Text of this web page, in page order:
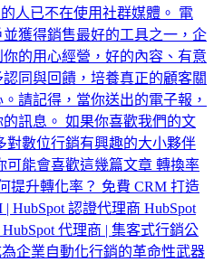
人已不在使用社群媒體。 電
獲得銷售最好的工具之一，企
的用心經營，好的內容、有意
同與回饋，培養真正的顧客關
請記得，當你送出的電子報，
訊息。 如果你喜歡我們的文
對數位行銷有興趣的大小夥伴
可能會喜歡這幾篇文章 轉換率
提升轉化率？ 免費 CRM 打造
HubSpot 認證代理商 HubSpot
代理商 | 集客式行銷公
企業自動化行銷的革命性武器